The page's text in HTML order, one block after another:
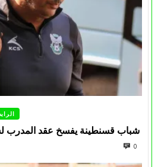
شباب قسنطينة يفسخ عقد المدرب
0